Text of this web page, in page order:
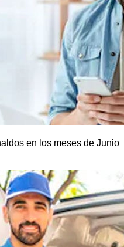
en los meses de Junio